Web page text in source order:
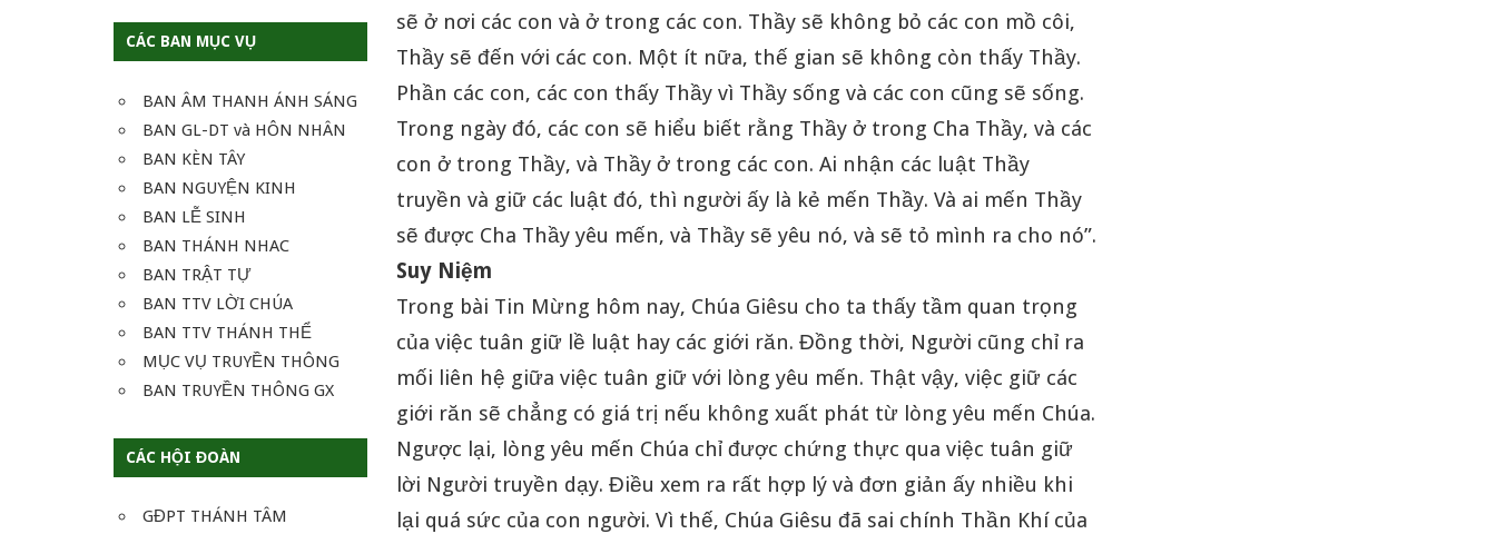
CÁC BAN MỤC VỤ
BAN ÂM THANH ÁNH SÁNG
BAN GL-DT và HÔN NHÂN
BAN KÈN TÂY
BAN NGUYỆN KINH
BAN LỄ SINH
BAN THÁNH NHAC
BAN TRẬT TỰ
BAN TTV LỜI CHÚA
BAN TTV THÁNH THỂ
MỤC VỤ TRUYỀN THÔNG
BAN TRUYỀN THÔNG GX
CÁC HỘI ĐOÀN
GĐPT THÁNH TÂM
sẽ ở nơi các con và ở trong các con. Thầy sẽ không bỏ các con mồ côi,
Thầy sẽ đến với các con. Một ít nữa, thế gian sẽ không còn thấy Thầy.
Phần các con, các con thấy Thầy vì Thầy sống và các con cũng sẽ sống.
Trong ngày đó, các con sẽ hiểu biết rằng Thầy ở trong Cha Thầy, và các
con ở trong Thầy, và Thầy ở trong các con. Ai nhận các luật Thầy
truyền và giữ các luật đó, thì người ấy là kẻ mến Thầy. Và ai mến Thầy
sẽ được Cha Thầy yêu mến, và Thầy sẽ yêu nó, và sẽ tỏ mình ra cho nó”.
Suy Niệm
Trong bài Tin Mừng hôm nay, Chúa Giêsu cho ta thấy tầm quan trọng
của việc tuân giữ lề luật hay các giới răn. Đồng thời, Người cũng chỉ ra
mối liên hệ giữa việc tuân giữ với lòng yêu mến. Thật vậy, việc giữ các
giới răn sẽ chẳng có giá trị nếu không xuất phát từ lòng yêu mến Chúa.
Ngược lại, lòng yêu mến Chúa chỉ được chứng thực qua việc tuân giữ
lời Người truyền dạy. Điều xem ra rất hợp lý và đơn giản ấy nhiều khi
lại quá sức của con người. Vì thế, Chúa Giêsu đã sai chính Thần Khí của